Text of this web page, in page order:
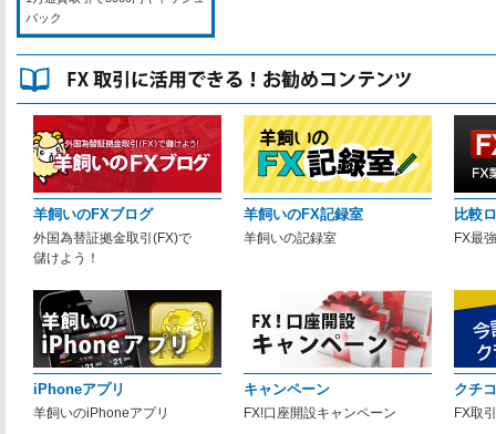
バック
羊飼いのFXブログ
外国為替証拠金取引(FX)で
儲けよう！
羊飼いのFX記録室
羊飼いの記録室
比較
FX最
iPhoneアプリ
羊飼いのiPhoneアプリ
キャンペーン
FX!口座開設キャンペーン
クチ
FX取